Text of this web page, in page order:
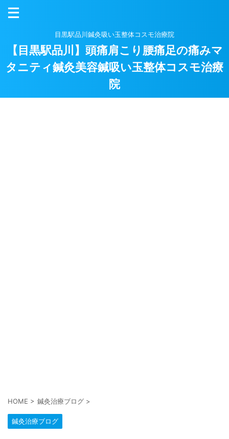
目黒駅品川鍼灸吸い玉整体コスモ治療院
【目黒駅品川】頭痛肩こり腰痛足の痛みマ
タニティ鍼灸美容鍼吸い玉整体コスモ治療
院
HOME > 鍼灸治療ブログ >
鍼灸治療ブログ